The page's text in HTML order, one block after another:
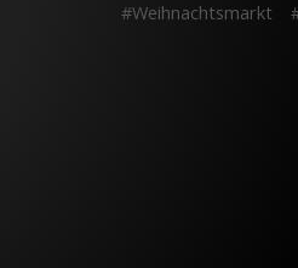
Weihnachtsmarkt